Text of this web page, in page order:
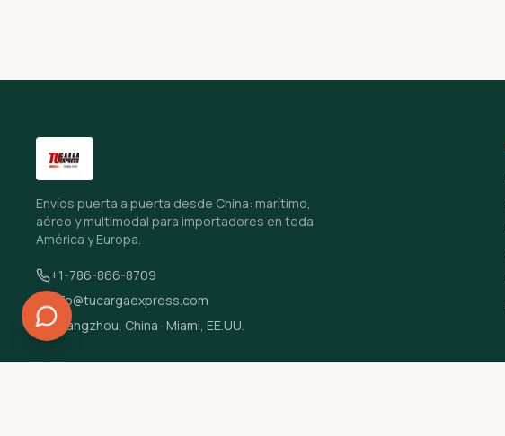
Envíos puerta a puerta desde China: marítimo,
aéreo y multimodal para importadores en toda
América y Europa.
+1-786-866-8709
info@tucargaexpress.com
Guangzhou, China · Miami, EE.UU.